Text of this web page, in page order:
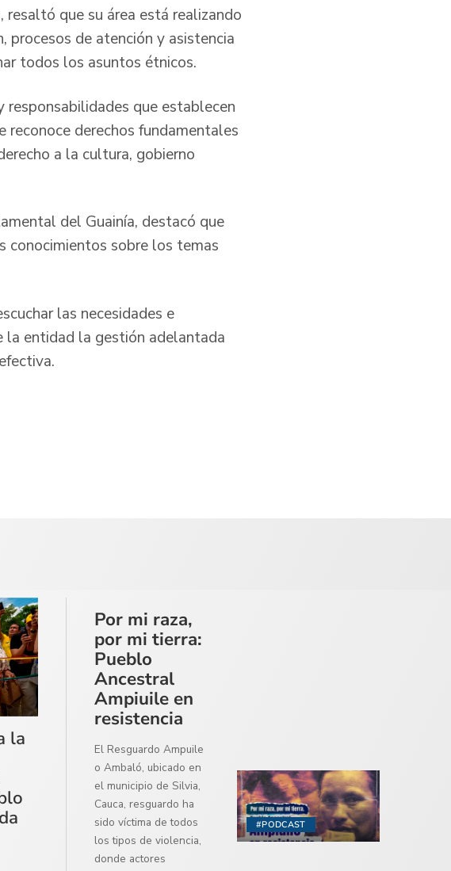
que su área está realizando
procesos de atención y asistencia
todos los asuntos étnicos.
responsabilidades que establecen
derechos fundamentales
a la cultura, gobierno
del Guainía, destacó que
conocimientos sobre los temas
las necesidades e
la entidad la gestión adelantada
la
#PODCAST
Por mi raza,
por mi tierra:
Pueblo
Ancestral
Ampiuile en
resistencia
El Resguardo Ampuile
o Ambaló, ubicado en
el municipio de Silvia,
Cauca, resguardo ha
sido víctima de todos
los tipos de violencia,
donde actores